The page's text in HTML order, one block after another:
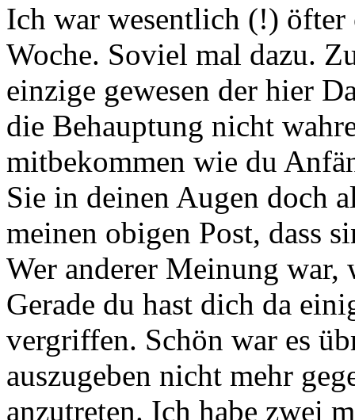
Ich war wesentlich (!) öfter
Woche. Soviel mal dazu.
einzige gewesen der hier
die Behauptung nicht
mitbekommen wie du
Sie in deinen Augen doch
meinen obigen Post, dass
Wer anderer Meinung war,
Gerade du hast dich da
vergriffen. Schön war es
auszugeben nicht mehr
anzutreten. Ich habe zwei